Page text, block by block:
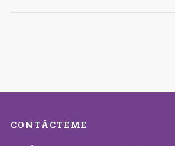
CONTÁCTEME